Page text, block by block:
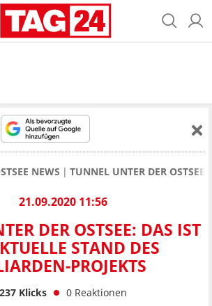
NEWS TUNNEL UNTER DER
21.09.2020 11:56
DER OSTSEE: DAS IST
STAND DES
PROJEKTS
Klicks 0 Reaktionen